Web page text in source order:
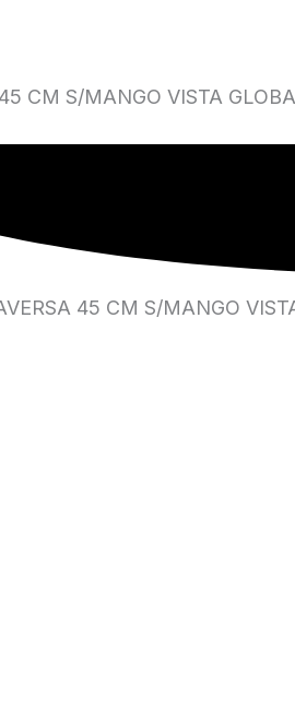
CM S/MANGO VISTA
45 CM S/MANGO